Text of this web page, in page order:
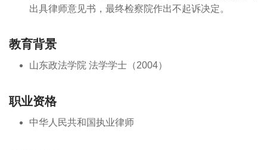
出具律师意见书，最终检察院作出不起诉决定。
教育背景
山东政法学院 法学学士（2004）
职业资格
中华人民共和国执业律师